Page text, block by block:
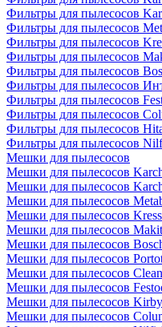
Фильтры для пылесосов
Фильтры для пылесосов
Фильтры для пылесосов
Фильтры для пылесосов
Фильтры для пылесосов
Фильтры для пылесосов
Фильтры для пылесосов
Фильтры для пылесосов
Фильтры для пылесосов
Фильтры для пылесосов
Мешки для пылесосов
Мешки для пылесосов
Мешки для пылесосов
Мешки для пылесосов
Мешки для пылесосов Kress
Мешки для пылесосов
Мешки для пылесосов
Мешки для пылесосов
Мешки для пылесосов
Мешки для пылесосов
Мешки для пылесосов Kirby
Мешки для пылесосов